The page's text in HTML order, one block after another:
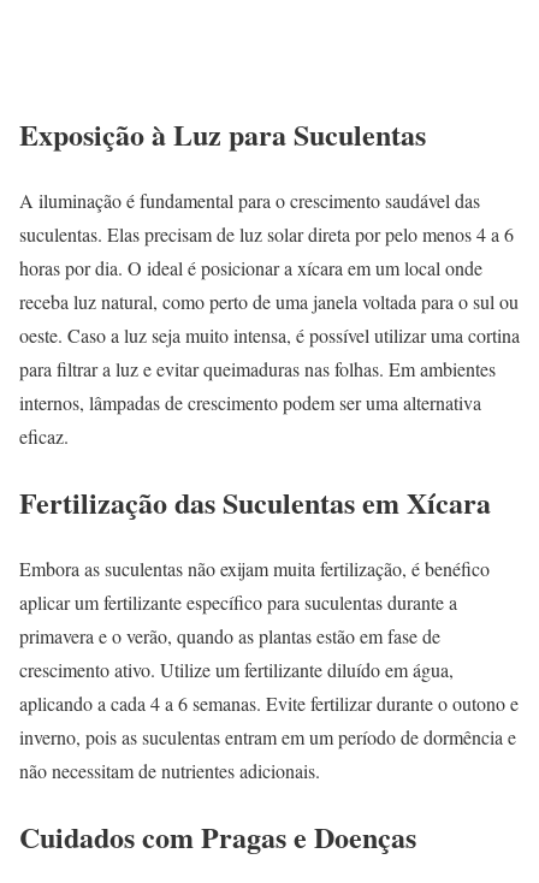
Exposição à Luz para Suculentas
A iluminação é fundamental para o crescimento saudável das
suculentas. Elas precisam de luz solar direta por pelo menos 4 a 6
horas por dia. O ideal é posicionar a xícara em um local onde
receba luz natural, como perto de uma janela voltada para o sul ou
oeste. Caso a luz seja muito intensa, é possível utilizar uma cortina
para filtrar a luz e evitar queimaduras nas folhas. Em ambientes
internos, lâmpadas de crescimento podem ser uma alternativa
eficaz.
Fertilização das Suculentas em Xícara
Embora as suculentas não exijam muita fertilização, é benéfico
aplicar um fertilizante específico para suculentas durante a
primavera e o verão, quando as plantas estão em fase de
crescimento ativo. Utilize um fertilizante diluído em água,
aplicando a cada 4 a 6 semanas. Evite fertilizar durante o outono e
inverno, pois as suculentas entram em um período de dormência e
não necessitam de nutrientes adicionais.
Cuidados com Pragas e Doenças